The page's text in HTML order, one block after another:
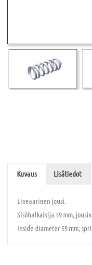
Kuvaus Lisätiedot
Lineaarinen jousi.
Sisõhalkaisija 59 mm,
Inside diameter 59 mm,